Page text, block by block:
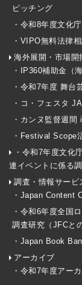
ピッチング
・令和8年度文化
・VIPO無料法律
海外展開・市場開
・IP360補助金（
・令和7年度 舞台
・コ・フェスタ
・カンヌ監督週間
・Festival Scope
・令和7年度文化
連イベントに係る
調査・情報サービ
・Japan Content
・令和6年度全国
調査研究（JFCと
・Japan Book
アーカイブ
・令和7年度アー